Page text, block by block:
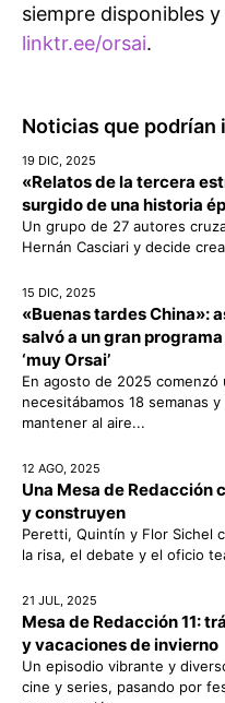
siempre disponibles
linktr.ee/orsai.
Noticias que
19 DIC, 2025
«Relatos de la tercera
surgido de una historia
Un grupo de 27 autores
Hernán Casciari y decide
15 DIC, 2025
«Buenas tardes China»:
salvó a un gran
‘muy Orsai’
En agosto de 2025 comenzó
necesitábamos 18 semanas
mantener al aire...
12 AGO, 2025
Una Mesa de Redacción
y construyen
Peretti, Quintín y Flor Sichel
la risa, el debate y el oficio
21 JUL, 2025
Mesa de Redacción 11:
y vacaciones de invierno
Un episodio vibrante y
cine y series, pasando por